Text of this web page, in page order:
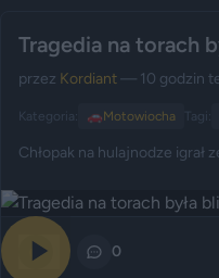
Tragedia na torach
przez Kordiant— 10 godzin
Kategoria: 🚗Motowiocha Tagi:
Chłopak na hulajnodze igrał
0